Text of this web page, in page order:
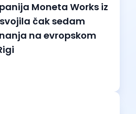
Moneta Works iz
čak sedam
na evropskom